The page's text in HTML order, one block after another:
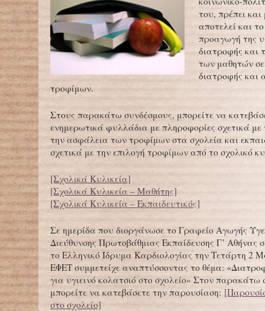
του, πρέπει
αποτελεί και
προαγωγή της
διατροφής και
των μαθητών
διατροφής και
τροφίμων.
Στους παρακάτω συνδέσμους, μπορείτε να
ενημερωτικά φυλλάδια με πληροφορίες σχετικά με
την ασφάλεια των τροφίμων στα σχολεία και
σχετικά με την επιλογή τροφίμων από το σχολικό
[Σχολικά Κυλικεία]
[Σχολικά Κυλικεία – Μαθήτης]
[Σχολικά Κυλικεία – Εκπαιδευτικός]
Σε ημερίδα που διοργάνωσε το Γραφείο Αγωγής
Διεύθυνσης Πρωτοβάθμιας Εκπαίδευσης Γ’ Αθήνας
το Ελληνικό Ίδρυμα Καρδιολογίας την Τετάρτη 2
ΕΦΕΤ συμμετείχε αναπτύσσοντας το θέμα:
για υγιεινό κολατσιό στο σχολείο» Στον παρακάτω
μπορείτε να κατεβάσετε την παρουσίαση:
στο σχολείο]